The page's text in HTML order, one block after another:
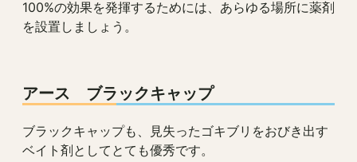
100%の効果を発揮するためには、あらゆる場所に薬剤
を設置しましょう。
アース ブラックキャップ
ブラックキャップも、見失ったゴキブリをおびき出す
ベイト剤としてとても優秀です。